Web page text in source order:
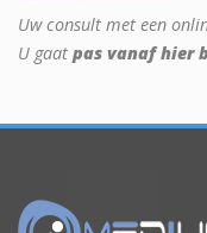
Uw consult met een
U gaat pas vanaf hier